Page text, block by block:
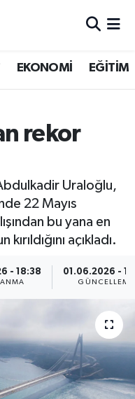
EKONOMİ EĞİTİM
rekor
Uraloğlu,
22 Mayıs
bu yana en
açıkladı.
- 18:38 01.06.2026 -
GÜNCELLEME
Fikstür